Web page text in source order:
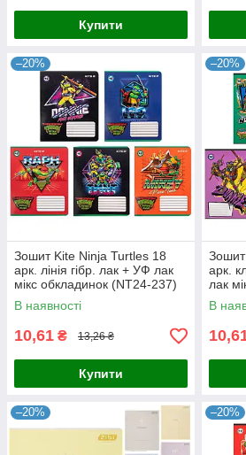
Купити
–20%
Зошит Kite Ninja Turtles 18
арк. лінія гібр. лак + УФ лак
мікс обкладинок (NT24-237)
В наявності
10,61 ₴ 13,26 ₴
Купити
–20%
арк.
лак
236)
В
–20% –20%